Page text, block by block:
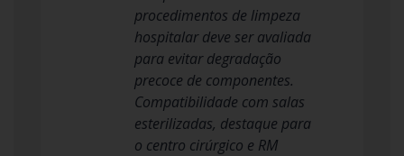
procedimentos de limpeza
hospitalar deve ser avaliada
para evitar degradação
precoce de componentes.
Compatibilidade com salas
esterilizadas, destaque para
o centro cirúrgico e RM